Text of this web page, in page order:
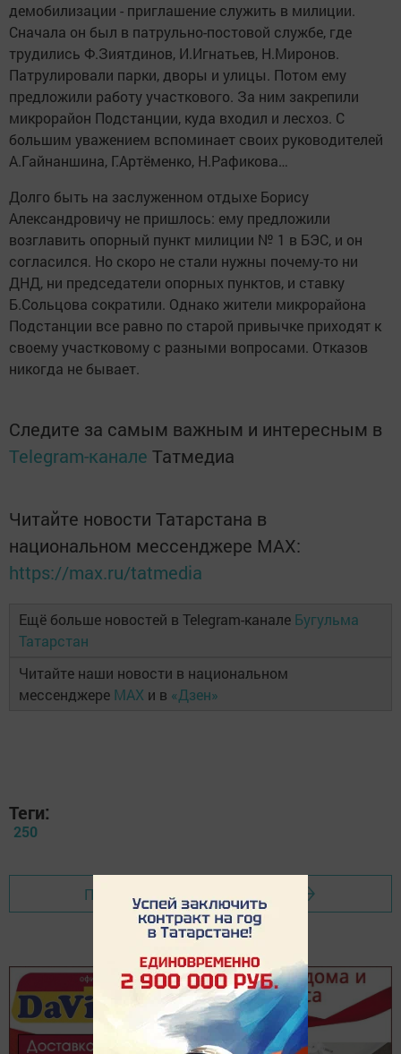
демобилизации - приглашение служить в милиции.
Сначала он был в патрульно-постовой службе, где
трудились Ф.Зиятдинов, И.Игнатьев, Н.Миронов.
Патрулировали парки, дворы и улицы. Потом ему
предложили работу участкового. За ним закрепили
микрорайон Подстанции, куда входил и лесхоз. С
большим уважением вспоминает своих руководителей
А.Гайнаншина, Г.Артёменко, Н.Рафикова…
Долго быть на заслуженном отдыхе Борису
Александровичу не пришлось: ему предложили
возглавить опорный пункт милиции № 1 в БЭС, и он
согласился. Но скоро не стали нужны почему-то ни
ДНД, ни председатели опорных пунктов, и ставку
Б.Сольцова сократили. Однако жители микрорайона
Подстанции все равно по старой привычке приходят к
своему участковому с разными вопросами. Отказов
никогда не бывает.
Следите за самым важным и интересным в
Telegram-канале Татмедиа
Читайте новости Татарстана в
национальном мессенджере MАХ:
https://max.ru/tatmedia
Ещё больше новостей в Telegram-канале Бугульма
Татарстан
Читайте наши новости в национальном
мессенджере MAX и в «Дзен»
Теги:
250
Перейти на страницу новости